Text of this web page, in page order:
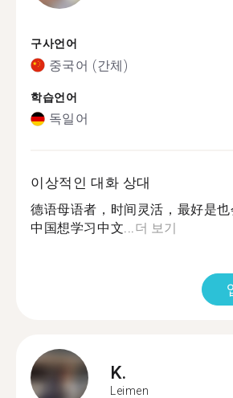
구사언어
중국어 (간체)
학습언어
독일어
이상적인 대화 상대
德语母语者，时间灵活，最好是
中国想学习中文...더 보기
K.
Leimen